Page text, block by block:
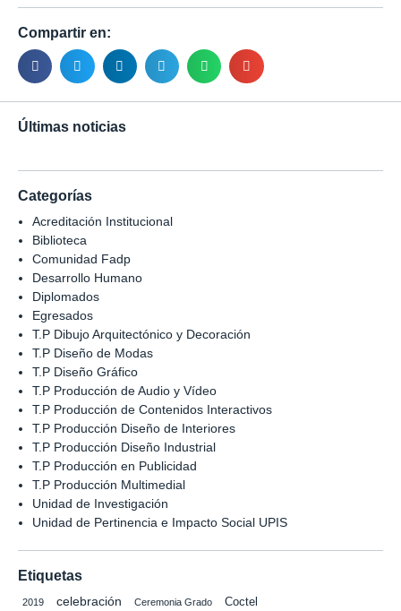
Compartir en:
Últimas noticias
Categorías
Acreditación Institucional
Biblioteca
Comunidad Fadp
Desarrollo Humano
Diplomados
Egresados
T.P Dibujo Arquitectónico y Decoración
T.P Diseño de Modas
T.P Diseño Gráfico
T.P Producción de Audio y Vídeo
T.P Producción de Contenidos Interactivos
T.P Producción Diseño de Interiores
T.P Producción Diseño Industrial
T.P Producción en Publicidad
T.P Producción Multimedial
Unidad de Investigación
Unidad de Pertinencia e Impacto Social UPIS
Etiquetas
2019 celebración Ceremonia Grado Coctel